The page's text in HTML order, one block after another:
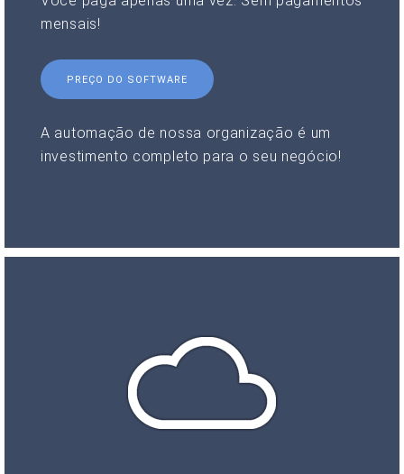
mensais!
PREÇO DO SOFTWARE
A automação de nossa organização é um
investimento completo para o seu negócio!